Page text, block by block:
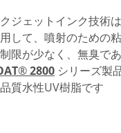
ジェットインク技術
して、噴射のための
限が少なく、無臭で
®2800 シリーズ製
質水性UV樹脂です